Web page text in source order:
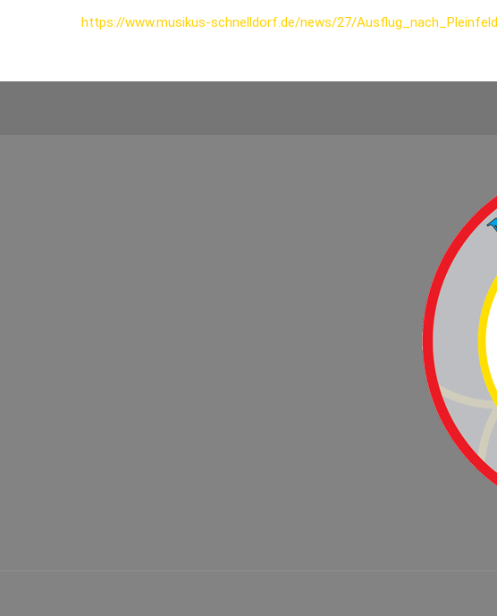
https://www.musikus-schnelldorf.de/news/27/Ausflug_nach_Pleinfeld